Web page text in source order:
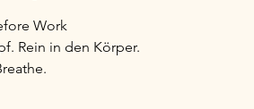
Work
Rein in den Körper.